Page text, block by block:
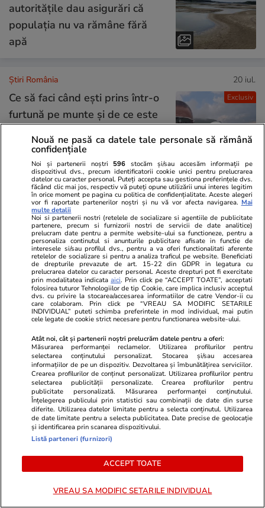
autoritățile dau asigurări că
populația nu va rămâne fără
apă
Exclusiv
Știri România 20 iul.
Ce să faci când ești prins într-o
furtună pe munte și de ce este
periculoasă pentru turiști: „Este
un semn să vă îndepărtați”
20 iul.
Regimul Dan + Bolojan +
Grindeanu + Fritz, mai nociv
pentru România decât regimul
Iohannis + Ciolacu + Ciucă?
Fatalismul mioritic e o etapă
sau un blestem? Câteva note
despre presupusa psihologie a
poporului român
Statul român are restanță: Cum
ne prăbușim competitivitatea și
Nouă ne pasă ca datele tale personale să rămână
confidențiale
Noi și partenerii noștri 596 stocăm și/sau accesăm informații pe
dispozitivul dvs., precum identificatorii cookie unici pentru prelucrarea
datelor cu caracter personal. Puteți accepta sau gestiona preferințele dvs.
făcând clic mai jos, respectiv vă puteți opune utilizării unui interes legitim
în orice moment pe pagina cu politica de confidențialitate. Aceste alegeri
vor fi raportate partenerilor noștri și nu vă vor afecta navigarea. Mai
multe detalii
Noi si partenerii nostri (retelele de socializare si agentiile de publicitate
partenere, precum si furnizorii nostri de servicii de date analitice)
prelucram date pentru a permite website-ului sa functioneze, pentru a
personaliza continutul si anunturile publicitare afisate in functie de
interesele si/sau profilul dvs., pentru a va oferi functionalitati aferente
retelelor de socializare si pentru a analiza traficul pe website. Beneficiati
de drepturile prevazute de art. 15-22 din GDPR in legatura cu
prelucrarea datelor cu caracter personal. Aceste drepturi pot fi exercitate
prin modalitatea indicataaici. Prin click pe “ACCEPT TOATE”, acceptati
folosirea tuturor Tehnologiilor de tip Cookie, care implica inclusiv acceptul
dvs. cu privire la stocarea/accesarea informatiilor de catre Vendor-ii cu
care colaboram. Prin click pe “VREAU SA MODIFIC SETARILE
INDIVIDUAL” puteti schimba preferintele in mod individual, mai putin
cele legate de cookie strict necesare pentru functionarea website-ului.
Atât noi, cât și partenerii noștri prelucrăm datele pentru a oferi:
Măsurarea performanței reclamelor. Utilizarea profilurilor pentru
selectarea conținutului personalizat. Stocarea și/sau accesarea
informațiilor de pe un dispozitiv. Dezvoltarea și îmbunătățirea serviciilor.
Crearea profilurilor de conținut personalizat. Utilizarea profilurilor pentru
selectarea publicității personalizate. Crearea profilurilor pentru
publicitate personalizată. Măsurarea performanței conținutului.
Înțelegerea publicului prin statistici sau combinații de date din surse
diferite. Utilizarea datelor limitate pentru a selecta conținutul. Utilizarea
de date limitate pentru a selecta publicitatea. Date precise de geolocație
și identificarea prin scanarea dispozitivului.
Listă parteneri (furnizori)
ACCEPT TOATE
VREAU SA MODIFIC SETARILE INDIVIDUAL